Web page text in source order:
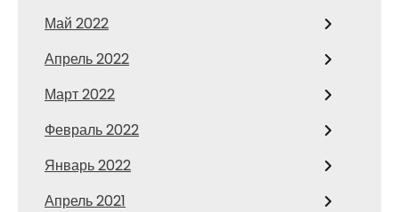
Май 2022
Апрель 2022
Март 2022
Февраль 2022
Январь 2022
Апрель 2021